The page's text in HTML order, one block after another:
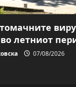
во летниот
07/08/2026